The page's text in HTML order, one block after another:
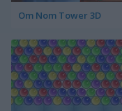
Om Nom Tower 3D